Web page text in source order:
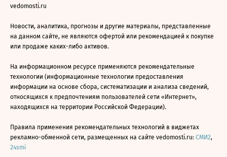
vedomosti.ru
Новости, аналитика, прогнозы и другие материалы, представленные
на данном сайте, не являются офертой или рекомендацией к покупке
или продаже каких-либо активов.
На информационном ресурсе применяются рекомендательные
технологии (информационные технологии предоставления
информации на основе сбора, систематизации и анализа сведений,
относящихся к предпочтениям пользователей сети «Интернет»,
находящихся на территории Российской Федерации).
Правила применения рекомендательных технологий в виджетах
рекламно-обменной сети, размещенных на сайте vedomosti.ru: СМИ2,
24smi